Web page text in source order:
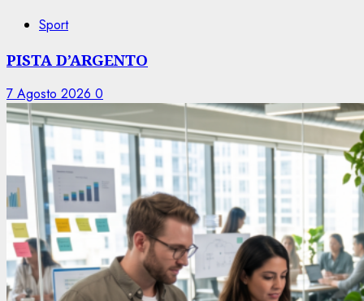
Sport
PISTA D’ARGENTO
7 Agosto 2026 0